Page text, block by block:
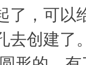
了，可以
去创建了